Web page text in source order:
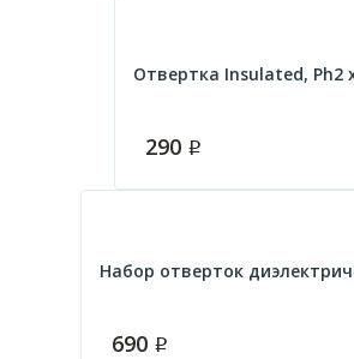
Отвертка Insulated, Ph2
290 Р
Набор отверток
690 Р